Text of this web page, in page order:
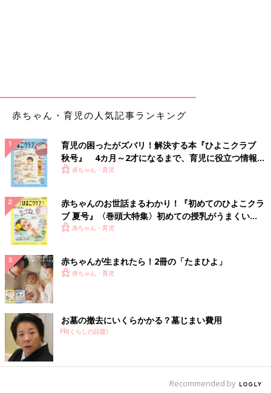
赤ちゃん・育児の人気記事ランキング
育児の困ったがズバリ！解決する本『ひよこクラブ
秋号』 4カ月～2才になるまで、育児に役立つ情報が
いっぱい！
赤ちゃん・育児
赤ちゃんのお世話まるわかり！『初めてのひよこクラ
ブ 夏号』〈巻頭大特集〉初めての授乳がうまくい
く！ おっぱい・ミルクの基本と夏のトラブル 解決テ
赤ちゃん・育児
赤ちゃんが生まれたら！2冊の「たまひよ」
赤ちゃん・育児
お墓の撤去にいくらかかる？墓じまい費用
PR(くらしの話題)
Recommended by